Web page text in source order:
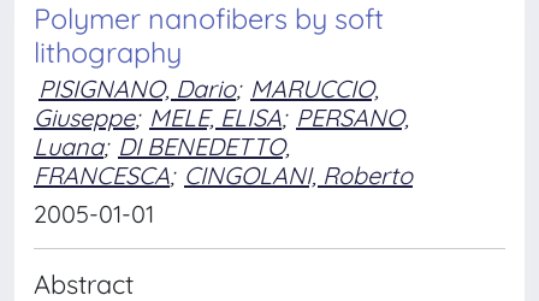
Polymer nanofibers by soft
lithography
PISIGNANO, Dario; MARUCCIO,
Giuseppe; MELE, ELISA; PERSANO,
Luana; DI BENEDETTO,
FRANCESCA; CINGOLANI, Roberto
2005-01-01
Abstract